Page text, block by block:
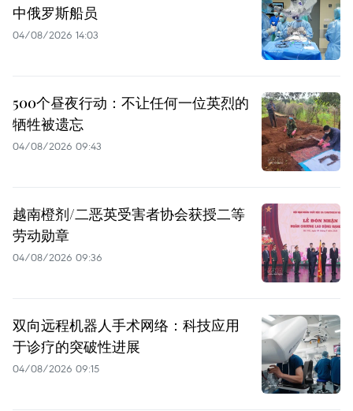
中俄罗斯船员
04/08/2026 14:03
500个昼夜行动：不让任何一位英烈的
牺牲被遗忘
04/08/2026 09:43
越南橙剂/二恶英受害者协会获授二等
劳动勋章
04/08/2026 09:36
双向远程机器人手术网络：科技应用
于诊疗的突破性进展
04/08/2026 09:15